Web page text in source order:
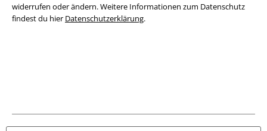
widerrufen oder ändern. Weitere Informationen zum Datenschutz
findest du hier Datenschutzerklärung.
Datenschutz